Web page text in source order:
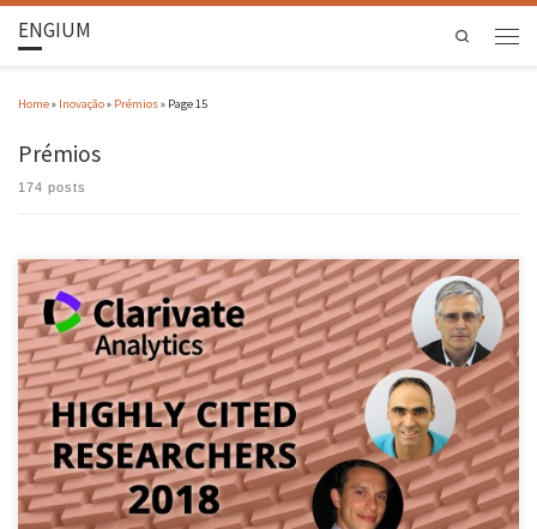
ENGIUM Search
Home» Inovação» Prémios» Page 15
Prémios
174 posts
Listagem agora divulgada diz respeito ao período entre 2006 e 2016 e inclui 14
investigadores portugueses dos quais 4 são da Universidade do Minho. A Escola da
Engenharia da Universidade do Minho é uma das duas instituições portuguesas com o
maior número de investigadores na lista dos Cientistas Altamente Citados. A […]